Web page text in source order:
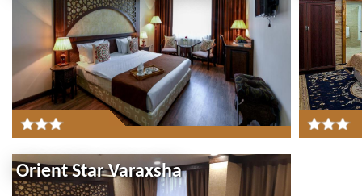
Orient Star Varaxsha